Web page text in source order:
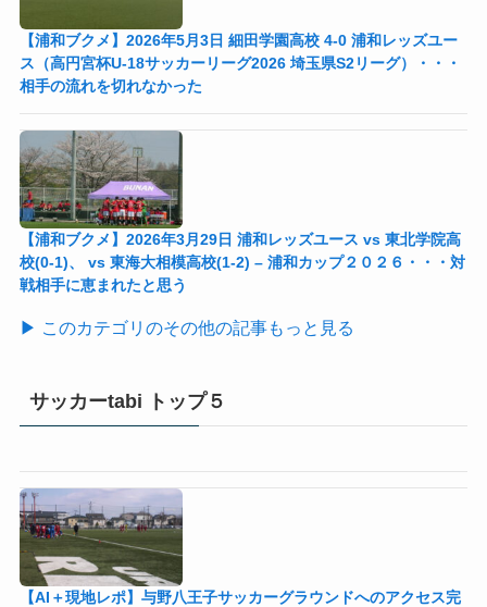
【浦和ブクメ】2026年5月3日 細田学園高校 4-0 浦和レッズユー
ス（高円宮杯U-18サッカーリーグ2026 埼玉県S2リーグ）・・・
相手の流れを切れなかった
【浦和ブクメ】2026年3月29日 浦和レッズユース vs 東北学院高
校(0-1)、 vs 東海大相模高校(1-2) – 浦和カップ２０２６・・・対
戦相手に恵まれたと思う
▶ このカテゴリのその他の記事もっと見る
サッカーtabi トップ５
【AI＋現地レポ】与野八王子󠁣󠁴󠁿󠁣󠁴󠁿サッカーグラウンドへのアクセス完